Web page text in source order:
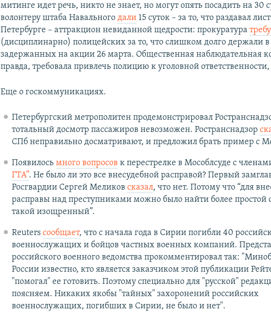
митинге идет речь, никто не знает, но могут опять посадить на 30
волонтеру штаба Навальногодали 15 суток – за то, что раздавал
Петербурге – аттракцион невиданной щедрости: прокуратура
(дисциплинарно) полицейских за то, что слишком долго держали в
задержанных на акции 26 марта. Общественная наблюдательная
правда, требовала привлечь полицию к уголовной ответственности,
Еще о госкоммуникациях.
Петербургский метрополитен продемонстрировал
тотальный досмотр пассажиров невозможен. Ространснадзор
СПб неправильно досматривают, и предложил брать пример с
Появилось много вопросов к перестрелке в Мособлсуде с
ГТА”. Не было ли это все внесудебной расправой? Первый
Росгвардии Сергей Меликов сказал, что нет. Потому что “для
расправы над преступниками можно было найти более простой
такой изощренный”.
Reuters сообщает, что с начала года в Сирии погибли 40
военнослужащих и бойцов частных военных компаний.
российского военного ведомства прокомментировал так:
России известно, кто является заказчиком этой публикации
"помогал" ее готовить. Поэтому специально для "русской"
поясняем. Никаких якобы "тайных" захоронений российских
военнослужащих, погибших в Сирии, не было и нет".